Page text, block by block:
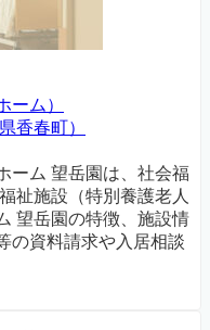
ーム）
香春町）
ーム 望岳園は、社会福
祉施設（特別養護老人
望岳園の特徴、施設情
の資料請求や入居相談